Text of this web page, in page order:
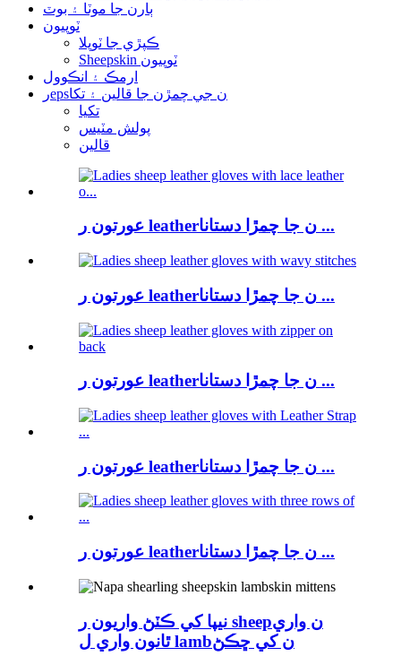
ٻارن جا موٽا ۽ بوٽ
ٽوپيون
ڪپڙي جا ٽوپلا
Sheepskin ٽوپيون
ارمڪ ۽ انڪوول
رepsن جي چمڙن جا قالين ۽ تکا
تکيا
پولش مٽيس
قالين
عورتون ر leatherن جا چمڙا دستانا ...
عورتون ر leatherن جا چمڙا دستانا ...
عورتون ر leatherن جا چمڙا دستانا ...
عورتون ر leatherن جا چمڙا دستانا ...
عورتون ر leatherن جا چمڙا دستانا ...
نيپا کي ڪٽڻ واريون ر sheepن واري
ٿانون واري ل lambن کي ڇڪڻ